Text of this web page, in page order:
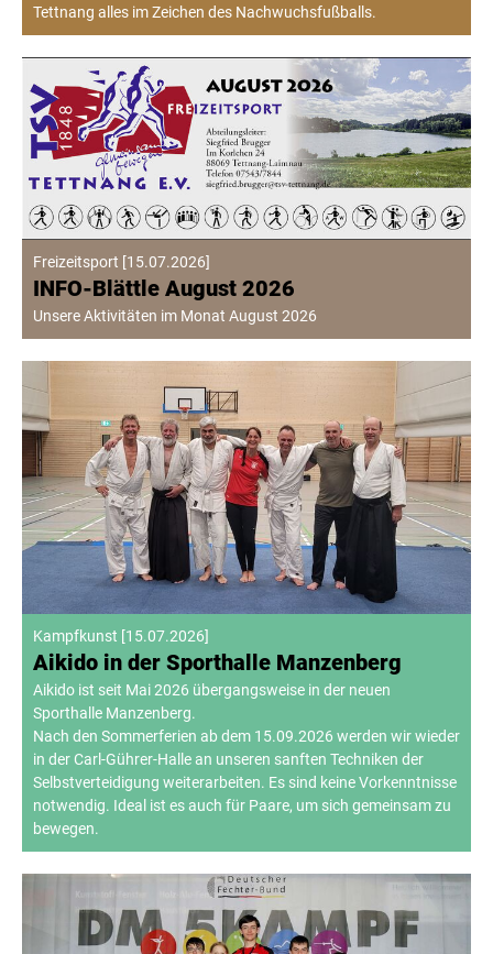
Tettnang alles im Zeichen des Nachwuchsfußballs.
Freizeitsport [15.07.2026]
INFO-Blättle August 2026
Unsere Aktivitäten im Monat August 2026
Kampfkunst [15.07.2026]
Aikido in der Sporthalle Manzenberg
Aikido ist seit Mai 2026 übergangsweise in der neuen
Sporthalle Manzenberg.
Nach den Sommerferien ab dem 15.09.2026 werden wir wieder
in der Carl-Gührer-Halle an unseren sanften Techniken der
Selbstverteidigung weiterarbeiten. Es sind keine Vorkenntnisse
notwendig. Ideal ist es auch für Paare, um sich gemeinsam zu
bewegen.